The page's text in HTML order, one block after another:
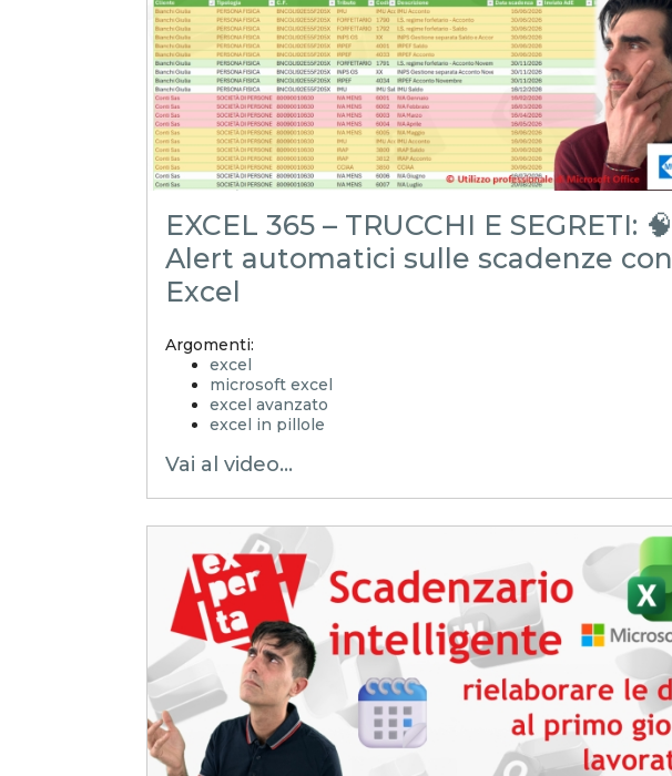
EXCEL 365 – TRUCCHI E SEGRETI: 🧠
Alert automatici sulle scadenze con
Excel
Argomenti:
excel
microsoft excel
excel avanzato
excel in pillole
EXCELtrucchiesegreti
xlsx
excel tips
EXCELoltreognilimiteTRUCCHIeSEGRETI
controllo di gestione
excel facile
excel tutorial italiano
excel magico
microsoft 365
formattazione condizionale
alert inserimento
scadenzario
formattazione dinamica scadenze
Funzione OGGI
Modelli pronti
Vai al video...